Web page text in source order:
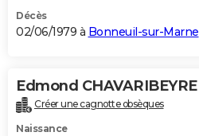
Décès
02/06/1979 à Bonneuil-sur-Marne
Edmond CHAVARIBEYRE
Créer une cagnotte obsèques
Naissance